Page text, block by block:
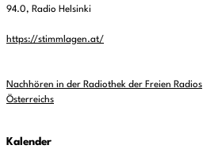
94.0, Radio Helsinki
https://stimmlagen.at/
Nachhören in der Radiothek der Freien Radios
Österreichs
Kalender